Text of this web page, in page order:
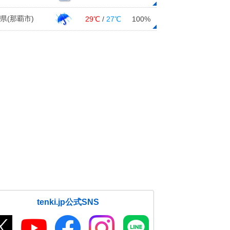
(那覇市) 29℃ / 27℃ 100%
tenki.jp公式SNS